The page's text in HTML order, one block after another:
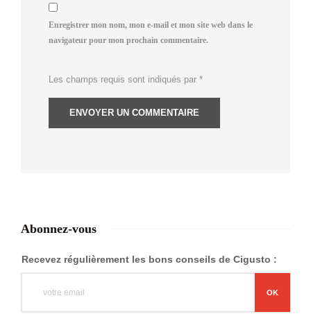
Enregistrer mon nom, mon e-mail et mon site web dans le
navigateur pour mon prochain commentaire.
Les champs requis sont indiqués par *
Abonnez-vous
Recevez régulièrement les bons conseils de Cigusto :